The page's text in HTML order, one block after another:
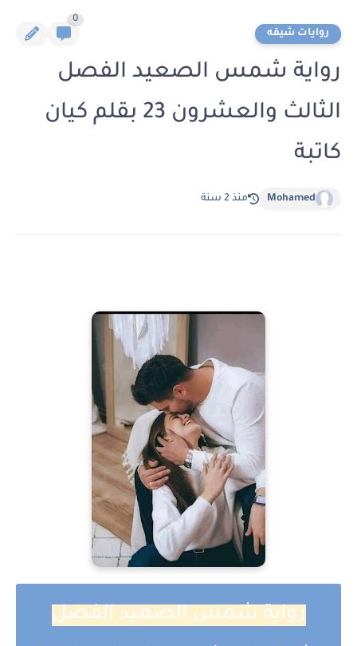
روايات شيقه
0
رواية شمس الصعيد الفصل
الثالث والعشرون 23 بقلم كيان
كاتبة
Mohamed منذ 2 سنة
رواية شمس الصعيد الفصل